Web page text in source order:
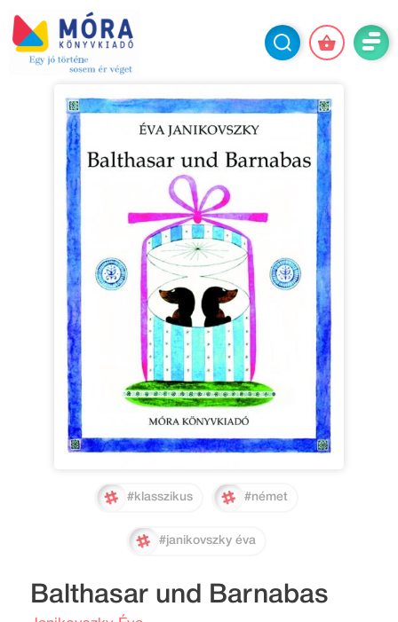
#klasszikus #német
#janikovszky éva
Balthasar und Barnabas